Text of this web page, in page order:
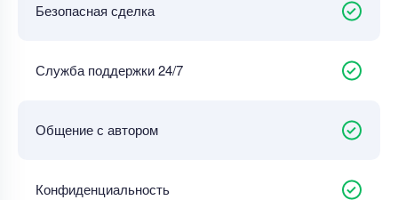
Безопасная сделка
Служба поддержки 24/7
Общение с автором
Конфиденциальность